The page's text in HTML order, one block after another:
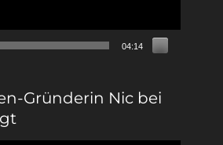
04:14
Gründerin Nic bei